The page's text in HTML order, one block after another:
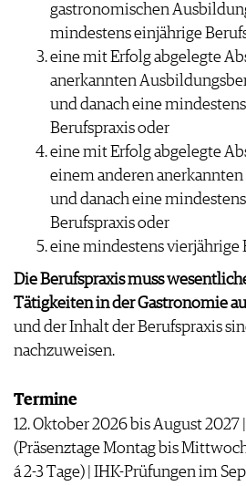
gastronomischen
mindestens einjährige
eine mit Erfolg abgelegte
anerkannten
und danach eine
Berufspraxis oder
eine mit Erfolg abgelegte
einem anderen
und danach eine
Berufspraxis oder
eine mindestens vierjährige
Die Berufspraxis muss
Tätigkeiten in der Gastronomie
und der Inhalt der Berufspraxis
nachzuweisen.
Termine
12. Oktober 2026 bis August
(Präsenztage Montag bis
á 2-3 Tage) | IHK-Prüfungen im